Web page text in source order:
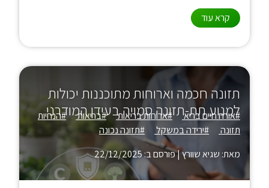
קרא עוד
תזונה חכמה וארוחות מתוכננות יכולות
למנוע תת-תזונה סמויה בעידן המודרני
#אורח חיים בריא #ארוחות בריאות #בריאות
#הנחיות
תזונה
#ירידה במשקל
#תזונה נכונה
מאת: שגיא שוורץ|פורסם ב: 22/12/2025